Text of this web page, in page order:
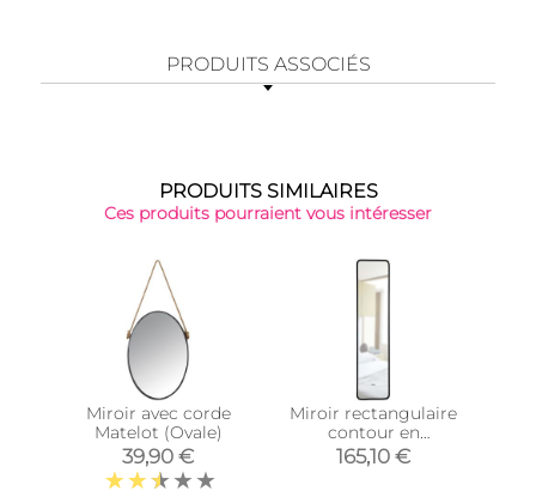
PRODUITS ASSOCIÉS
PRODUITS SIMILAIRES
Ces produits pourraient vous intéresser
Miroir avec corde
Matelot (Ovale)
39,90 €
Miroir rectangulaire
contour en
caoutchouc mat
165,10 €